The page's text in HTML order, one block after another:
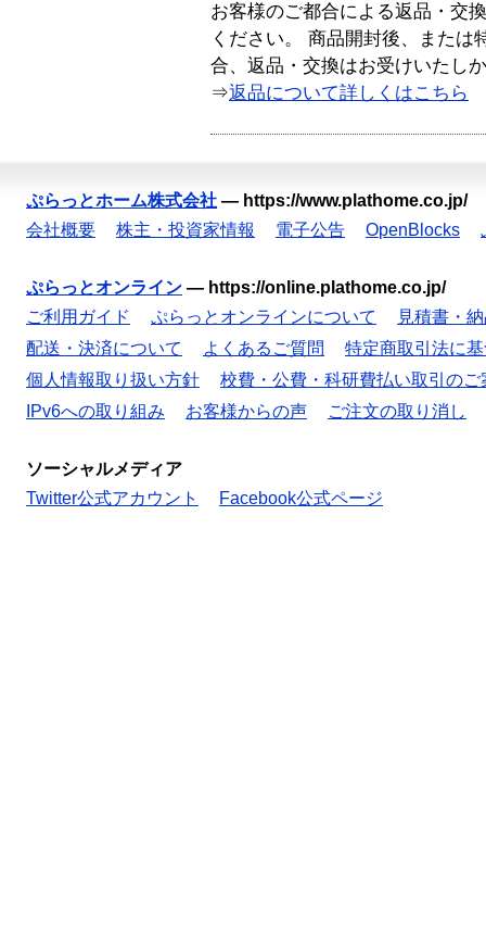
お客様のご都合による返品・交
ください。 商品開封後、または
合、返品・交換はお受けいたし
⇒返品について詳しくはこちら
ぷらっとホーム株式会社 — https://www.plathome.co.jp/
会社概要
株主・投資家情報 電子公告 OpenBlocks
ぷらっとオンライン — https://online.plathome.co.jp/
ご利用ガイド
ぷらっとオンラインについて
見積書・
配送・決済について
よくあるご質問
特定商取引法に
個人情報取り扱い方針
校費・公費・科研費払い取引のご
IPv6への取り組み
お客様からの声 ご注文の取り消し
ソーシャルメディア
Twitter公式アカウント
Facebook公式ページ